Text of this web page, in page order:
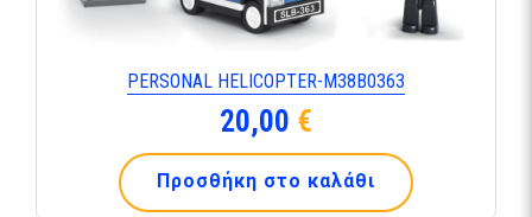
PERSONAL HELICOPTER-Μ38Β0363
20,00 €
Προσθήκη στο καλάθι